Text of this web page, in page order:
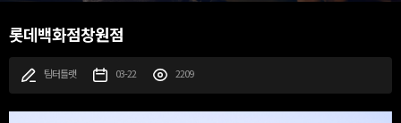
롯데백화점창원점
팀터틀랫 03-22 2209